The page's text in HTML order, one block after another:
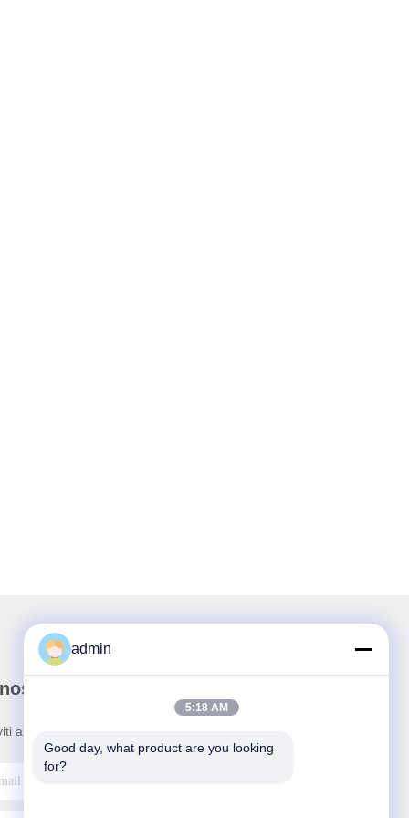
newsletter
alla nostra newsletter per sconti e altro.
admin
5:18 AM
Good day, what product are you looking
for?